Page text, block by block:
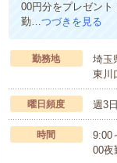
00円分をプレゼント
勤…つづきを見る
勤務地
埼玉
東川
曜日頻度 週3
時間
9:00
00